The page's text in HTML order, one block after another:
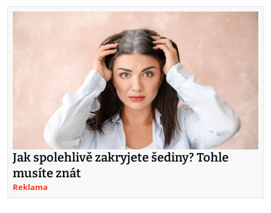
Jak spolehlivě zakryjete šediny? Tohle
musíte znát
Reklama